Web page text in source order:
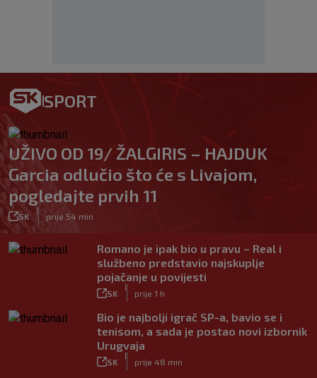
SPORT
UŽIVO OD 19/ ŽALGIRIS – HAJDUK
Garcia odlučio što će s Livajom,
pogledajte prvih 11
SK prije 54 min
Romano je ipak bio u pravu – Real i
službeno predstavio najskuplje
pojačanje u povijesti
SK prije 1 h
Bio je najbolji igrač SP-a, bavio se i
tenisom, a sada je postao novi izbornik
Urugvaja
SK prije 48 min